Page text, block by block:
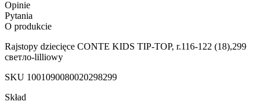
Opinie
Pytania
O produkcie
Rajstopy dziecięce CONTE KIDS TIP-TOP, r.116-122 (18),299
светло-lilliowy
SKU 1001090080020298299
Skład